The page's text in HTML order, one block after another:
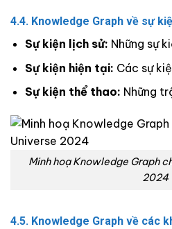
4.4. Knowledge Graph về sự
Sự kiện lịch sử: Những sự
Sự kiện hiện tại: Các sự
Sự kiện thể thao: Những
Minh hoạ Knowledge Graph
2024
4.5. Knowledge Graph về các